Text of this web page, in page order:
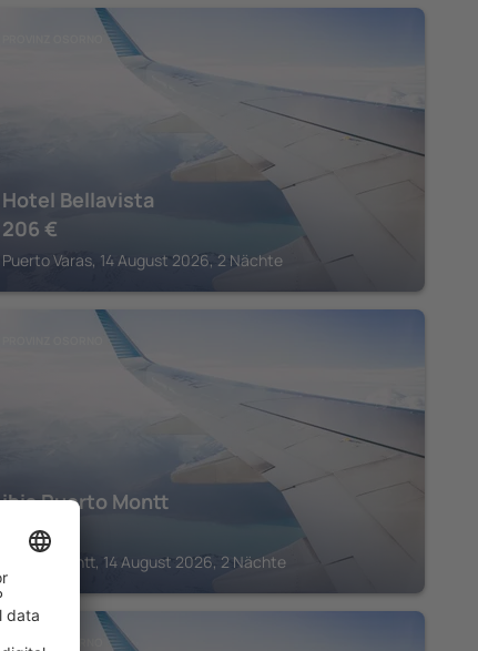
Hotel Bellavista
206 €
Puerto Varas, 14 August 2026, 2 Nächte
ibis Puerto Montt
€
Puerto Montt, 14 August 2026, 2 Nächte